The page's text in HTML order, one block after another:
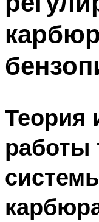
Теория
работы